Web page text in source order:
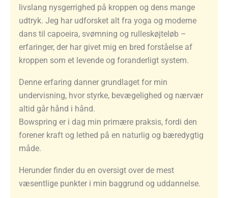
livslang nysgerrighed på kroppen og dens mange
udtryk. Jeg har udforsket alt fra yoga og moderne
dans til capoeira, svømning og rulleskøjteløb –
erfaringer, der har givet mig en bred forståelse af
kroppen som et levende og foranderligt system.
Denne erfaring danner grundlaget for min
undervisning, hvor styrke, bevægelighed og nærvær
altid går hånd i hånd.
Bowspring er i dag min primære praksis, fordi den
forener kraft og lethed på en naturlig og bæredygtig
måde.
Herunder finder du en oversigt over de mest
væsentlige punkter i min baggrund og uddannelse.